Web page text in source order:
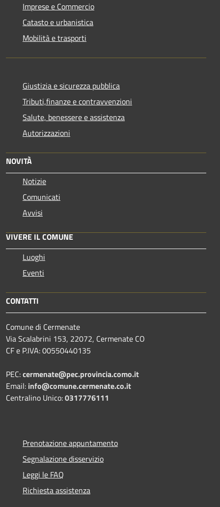
Imprese e Commercio
Catasto e urbanistica
Mobilità e trasporti
Giustizia e sicurezza pubblica
Tributi,finanze e contravvenzioni
Salute, benessere e assistenza
Autorizzazioni
NOVITÀ
Notizie
Comunicati
Avvisi
VIVERE IL COMUNE
Luoghi
Eventi
CONTATTI
Comune di Cermenate
Via Scalabrini 153, 22072, Cermenate CO
CF e P.IVA: 00550440135
PEC:cermenate@pec.provincia.como.it
Email: info@comune.cermenate.co.it
Centralino Unico:0317776111
Prenotazione appuntamento
Segnalazione disservizio
Leggi le FAQ
Richiesta assistenza